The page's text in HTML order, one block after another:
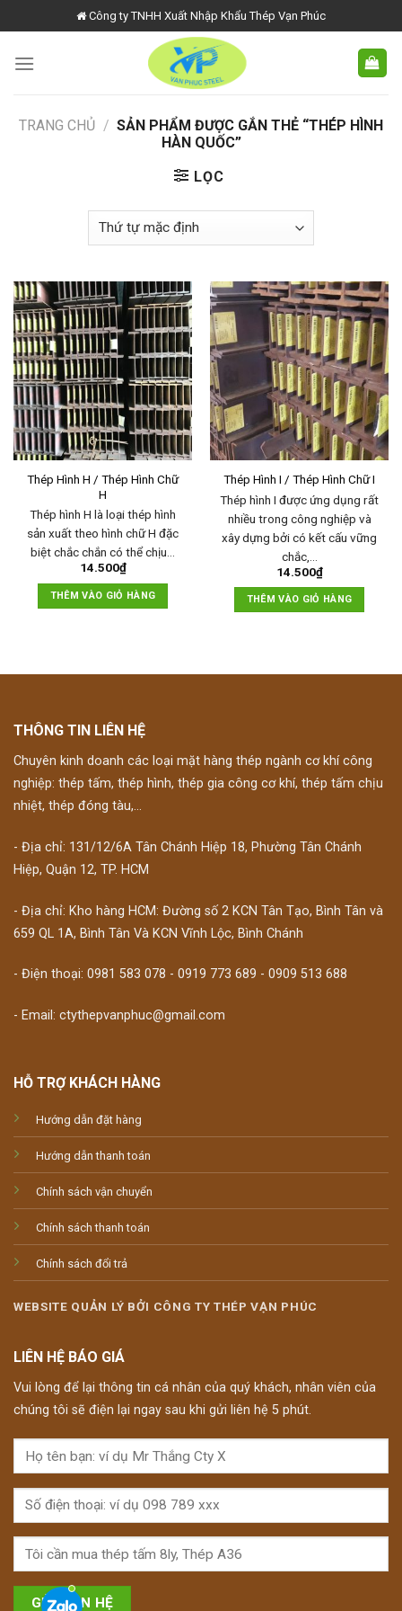
to
content
Công ty TNHH Xuất Nhập Khẩu Thép Vạn Phúc
TRANG CHỦ / SẢN PHẨM ĐƯỢC GẮN THẺ “THÉP HÌNH
HÀN QUỐC”
LỌC
Thép Hình H / Thép Hình Chữ
H
Thép hình H là loại thép hình
sản xuất theo hình chữ H đặc
biệt chắc chắn có thể chịu…
14.500₫
THÊM VÀO GIỎ HÀNG
Thép Hình I / Thép Hình Chữ I
Thép hình I được ứng dụng rất
nhiều trong công nghiệp và
xây dựng bởi có kết cấu vững
chắc,…
14.500₫
THÊM VÀO GIỎ HÀNG
THÔNG TIN LIÊN HỆ
Chuyên kinh doanh các loại mặt hàng thép ngành cơ khí công
nghiệp: thép tấm, thép hình, thép gia công cơ khí, thép tấm chịu
nhiệt, thép đóng tàu,...
- Địa chỉ: 131/12/6A Tân Chánh Hiệp 18, Phường Tân Chánh
Hiệp, Quận 12, TP. HCM
- Địa chỉ: Kho hàng HCM: Đường số 2 KCN Tân Tạo, Bình Tân và
659 QL 1A, Bình Tân Và KCN Vĩnh Lộc, Bình Chánh
- Điện thoại: 0981 583 078 - 0919 773 689 - 0909 513 688
- Email: ctythepvanphuc@gmail.com
HỖ TRỢ KHÁCH HÀNG
Hướng dẫn đặt hàng
Hướng dẫn thanh toán
Chính sách vận chuyển
Chính sách thanh toán
Chính sách đổi trả
WEBSITE QUẢN LÝ BỞI CÔNG TY THÉP VẠN PHÚC
LIÊN HỆ BÁO GIÁ
Vui lòng để lại thông tin cá nhân của quý khách, nhân viên của
chúng tôi sẽ điện lại ngay sau khi gửi liên hệ 5 phút.